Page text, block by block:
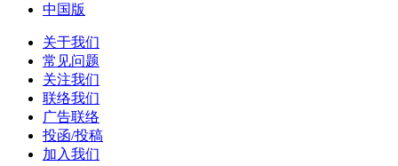
中国版
关于我们
常见问题
关注我们
联络我们
广告联络
投函/投稿
加入我们